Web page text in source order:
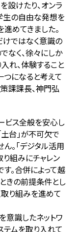
設けたり、オンラ
生の自由な発想を
めてきました。
けではなく意識の
なく、徐々にしか
れ、体験すること
つになると考えて
課課長、神門弘
ビス全般を安心し
土台」が不可欠で
。「デジタル活用
り組みにチャレン
。合併によって越
きの前提条件とし
取り組みを進めて
意識したネットワ
テムを取り入れて